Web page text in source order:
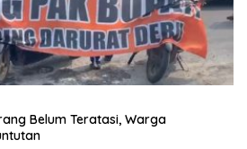
Belum Teratasi, Warga